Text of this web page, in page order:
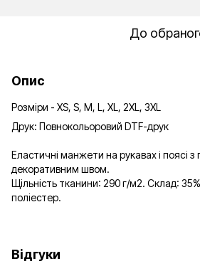
До
Опис
Розміри - XS, S, M, L, XL, 2XL, 3XL
Друк: Повнокольоровий DTF-друк
Еластичні манжети на рукавах і поясі з
декоративним швом.
Щільність тканини: 290 г/м2. Склад:
поліестер.
Відгуки